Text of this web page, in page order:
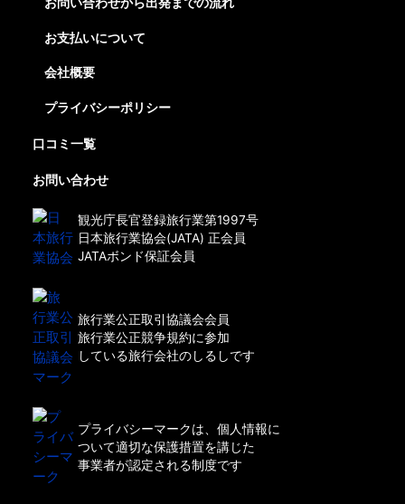
お問い合わせから出発までの流れ
お支払いについて
会社概要
プライバシーポリシー
口コミ一覧
お問い合わせ
観光庁長官登録旅行業第1997号
日本旅行業協会(JATA) 正会員
JATAボンド保証会員
旅行業公正取引協議会会員
旅行業公正競争規約に参加
している旅行会社のしるしです
プライバシーマークは、個人情報に
ついて適切な保護措置を講じた
事業者が認定される制度です